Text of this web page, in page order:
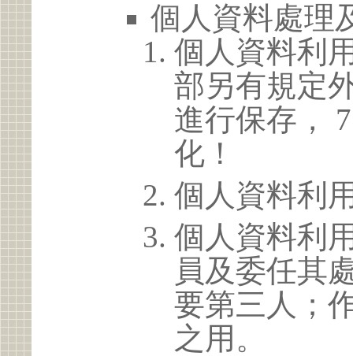
個人資料處理
個人資料利
部另有規定
進行保存，
化！
個人資料利
個人資料利
員及委任其
要第三人；
之用。